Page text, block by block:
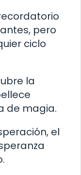
pero
ciclo
la
de magia.
el